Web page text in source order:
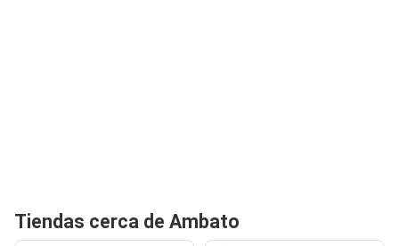
Tiendas cerca de Ambato